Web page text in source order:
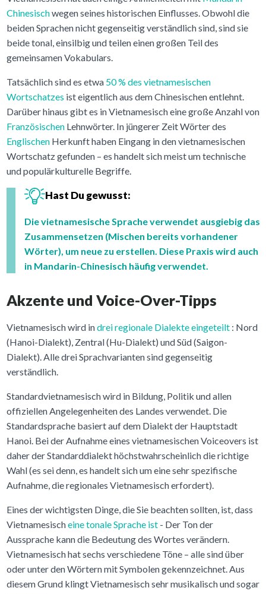
Chinesischwegen seines historischen Einflusses. Obwohl die
beiden Sprachen nicht gegenseitig verständlich sind, sind sie
beide tonal, einsilbig und teilen einen großen Teil des
gemeinsamen Vokabulars.
Tatsächlich sind es etwa 50 % des vietnamesischen
Wortschatzes ist eigentlich aus dem Chinesischen entlehnt.
Darüber hinaus gibt es in Vietnamesisch eine große Anzahl von
FranzösischenLehnwörter. In jüngerer Zeit Wörter des
EnglischenHerkunft haben Eingang in den vietnamesischen
Wortschatz gefunden – es handelt sich meist um technische
und populärkulturelle Begriffe.
Hast Du gewusst:
Die vietnamesische Sprache verwendet ausgiebig das
Zusammensetzen (Mischen bereits vorhandener
Wörter), um neue zu erstellen. Diese Praxis wird auch
in Mandarin-Chinesisch häufig verwendet.
Akzente und Voice-Over-Tipps
Vietnamesisch wird indrei regionale Dialekte eingeteilt: Nord
(Hanoi-Dialekt), Zentral (Hu-Dialekt) und Süd (Saigon-
Dialekt). Alle drei Sprachvarianten sind gegenseitig
verständlich.
Standardvietnamesisch wird in Bildung, Politik und allen
offiziellen Angelegenheiten des Landes verwendet. Die
Standardsprache basiert auf dem Dialekt der Hauptstadt
Hanoi. Bei der Aufnahme eines vietnamesischen Voiceovers ist
daher der Standarddialekt höchstwahrscheinlich die richtige
Wahl (es sei denn, es handelt sich um eine sehr spezifische
Aufnahme, die regionales Vietnamesisch erfordert).
Eines der wichtigsten Dinge, die Sie beachten sollten, ist, dass
Vietnamesischeine tonale Sprache ist- Der Ton der
Aussprache kann die Bedeutung des Wortes verändern.
Vietnamesisch hat sechs verschiedene Töne – alle sind über
oder unter den Wörtern mit Symbolen gekennzeichnet. Aus
diesem Grund klingt Vietnamesisch sehr musikalisch und sogar